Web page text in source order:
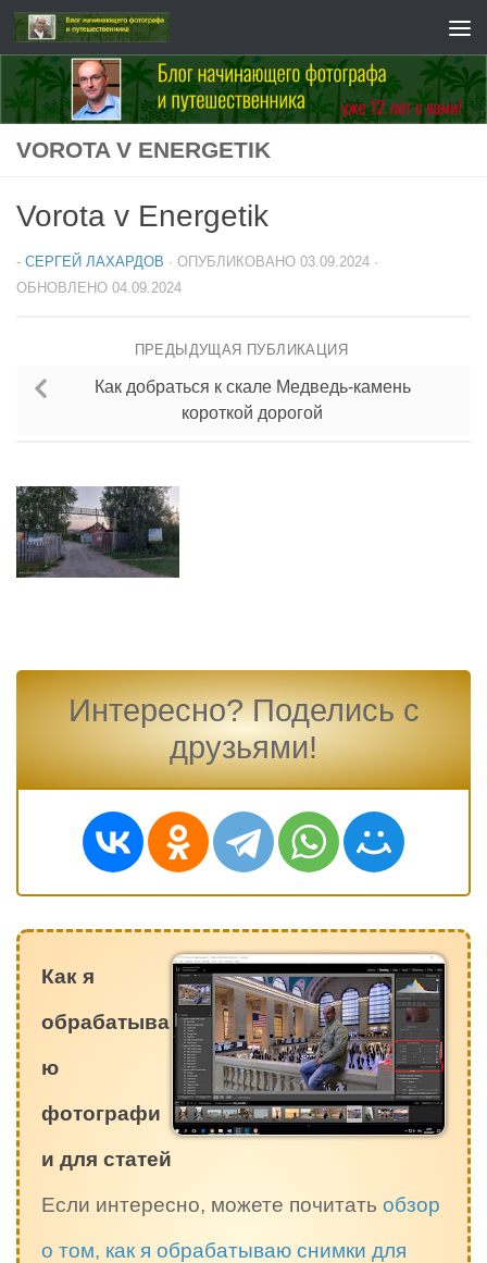
Перейти к содержимому
VOROTA V ENERGETIK
Vorota v Energetik
- СЕРГЕЙ ЛАХАРДОВ · ОПУБЛИКОВАНО 03.09.2024 ·
ОБНОВЛЕНО 04.09.2024
ПРЕДЫДУЩАЯ ПУБЛИКАЦИЯ
Как добраться к скале Медведь-камень
короткой дорогой
Интересно? Поделись с
друзьями!
Как я
обрабатыва
ю
фотографи
и для статей
Если интересно, можете почитать обзор
о том, как я обрабатываю снимки для